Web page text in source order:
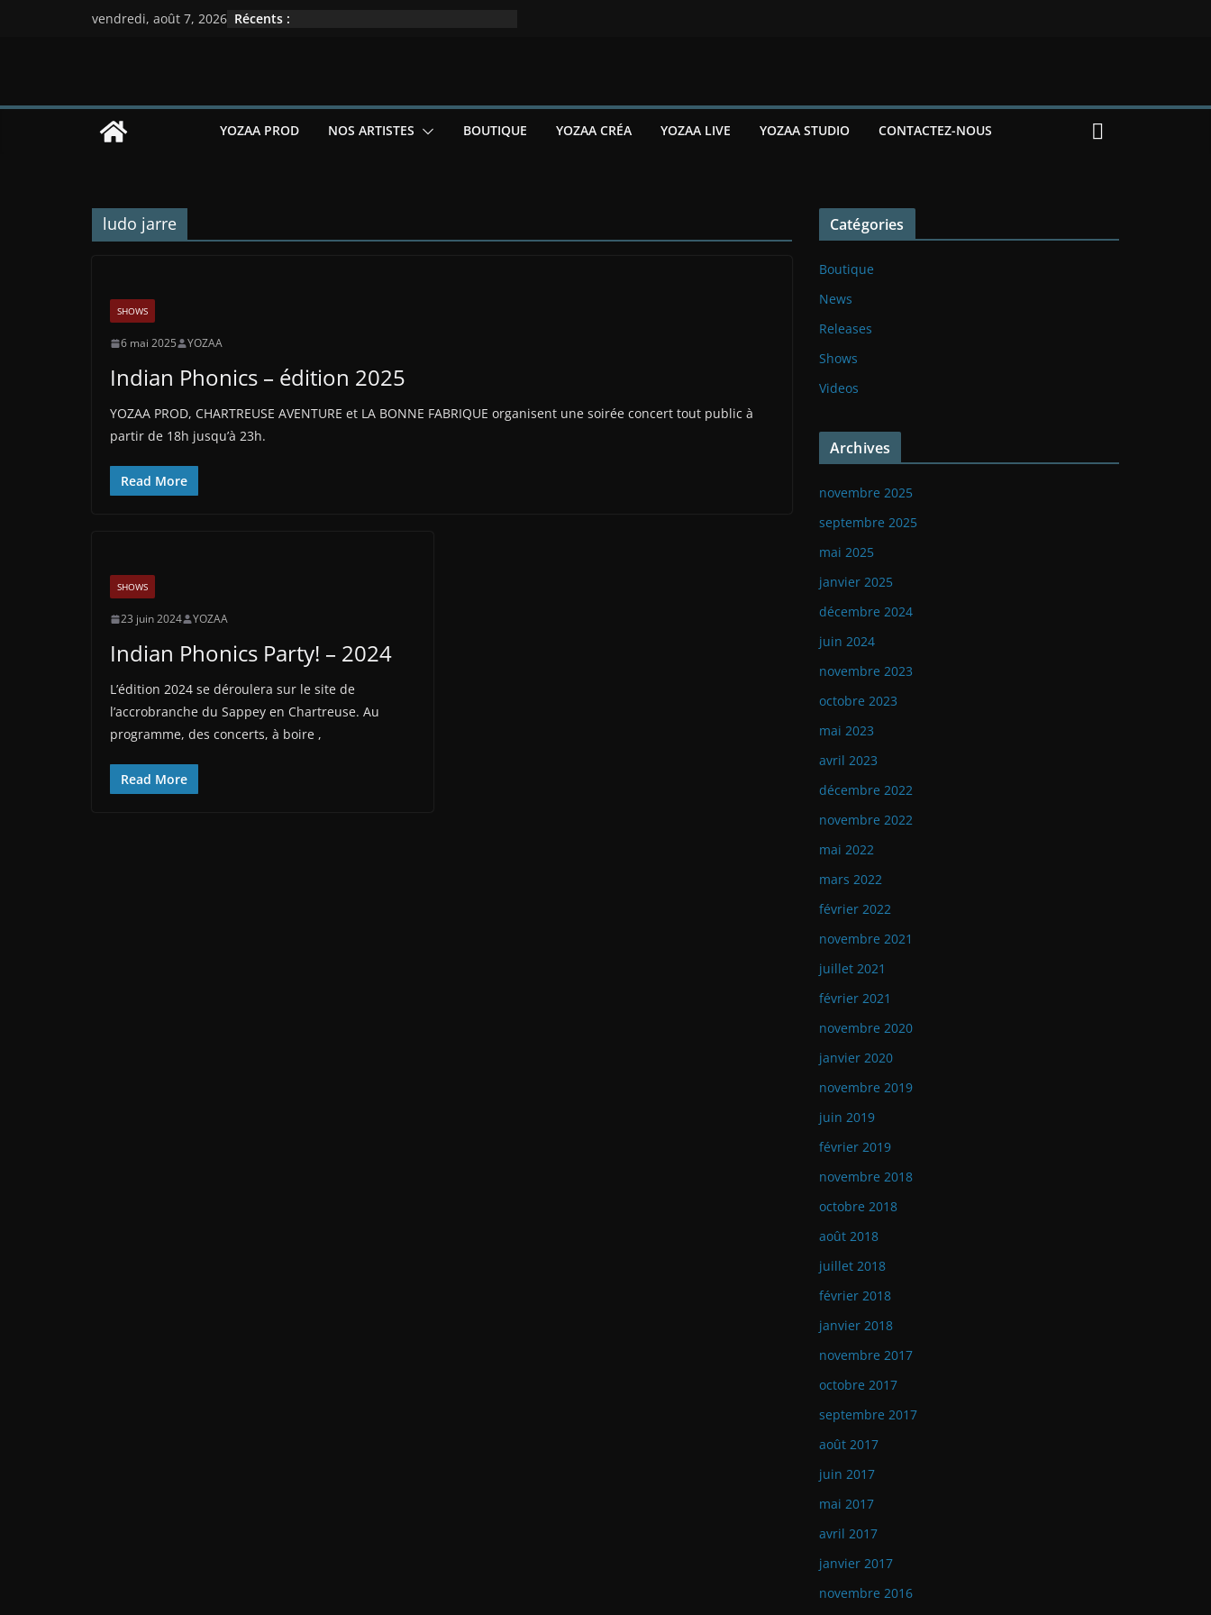
vendredi, août 7, 2026 Récents :
YOZAA PROD NOS ARTISTES BOUTIQUE YOZAA CRÉA YOZAA LIVE YOZAA STUDIO CONTACTEZ-NOUS
ludo jarre
SHOWS
6 mai 2025 YOZAA
Indian Phonics – édition 2025
YOZAA PROD, CHARTREUSE AVENTURE et LA BONNE FABRIQUE organisent une soirée concert tout public à
partir de 18h jusqu’à 23h.
Read More
SHOWS
23 juin 2024 YOZAA
Indian Phonics Party! – 2024
L’édition 2024 se déroulera sur le site de
l’accrobranche du Sappey en Chartreuse. Au
programme, des concerts, à boire ,
Read More
Catégories
Boutique
News
Releases
Shows
Videos
Archives
novembre 2025
septembre 2025
mai 2025
janvier 2025
décembre 2024
juin 2024
novembre 2023
octobre 2023
mai 2023
avril 2023
décembre 2022
novembre 2022
mai 2022
mars 2022
février 2022
novembre 2021
juillet 2021
février 2021
novembre 2020
janvier 2020
novembre 2019
juin 2019
février 2019
novembre 2018
octobre 2018
août 2018
juillet 2018
février 2018
janvier 2018
novembre 2017
octobre 2017
septembre 2017
août 2017
juin 2017
mai 2017
avril 2017
janvier 2017
novembre 2016